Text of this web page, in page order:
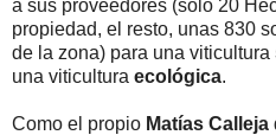
a sus proveedores (sólo 20
propiedad, el resto, unas 830
de la zona) para una viticultura
una viticultura ecológica.
Como el propio Matías Calleja